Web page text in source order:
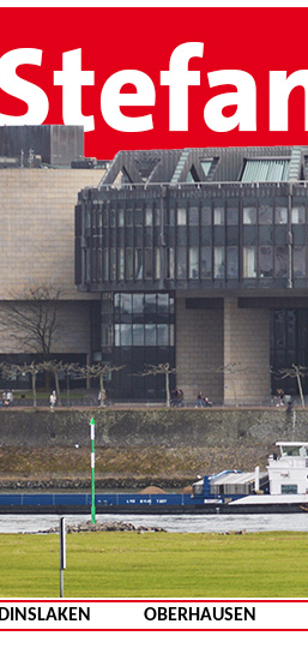
DINSLAKEN OBERHAUSEN